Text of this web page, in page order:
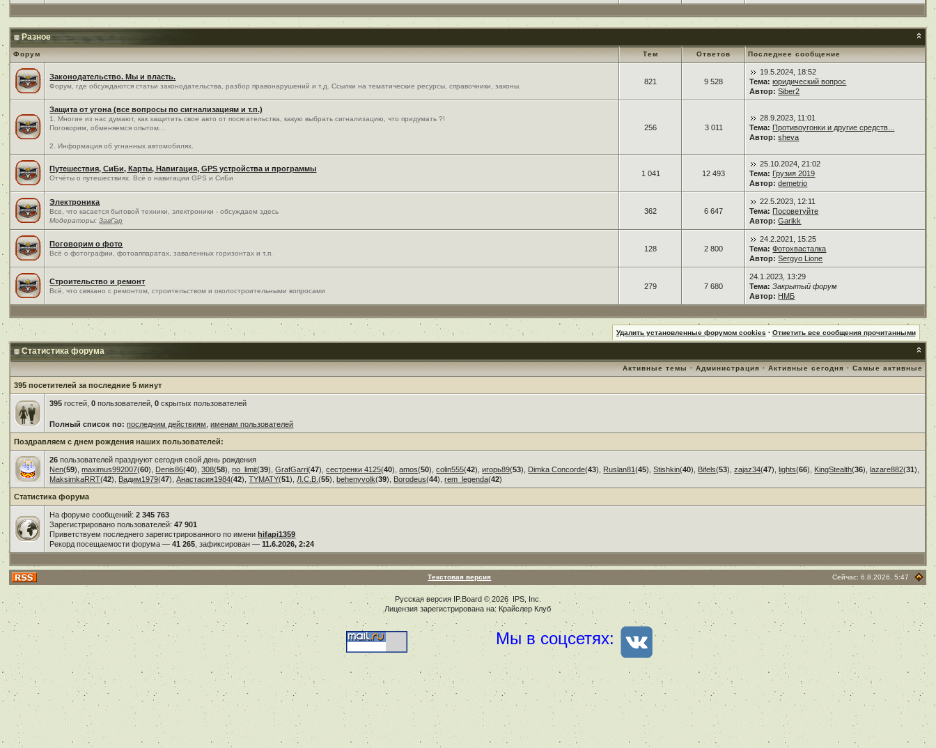
Разное
Форум Тем Ответов Последнее сообщение
Законодательство. Мы и власть.
Форум, где обсуждаются статьи законодательства, разбор правонарушений и т.д. Ссылки на тематические ресурсы, справочники, законы.
821 9 528
19.5.2024, 18:52
Тема: юридический вопрос
Автор: Siber2
Защита от угона (все вопросы по сигнализациям и т.п.)
1. Многие из нас думают, как защитить свое авто от посягательства, какую выбрать сигнализацию, что придумать ?!
Поговорим, обменяемся опытом...
2. Информация об угнанных автомобилях.
256 3 011
28.9.2023, 11:01
Тема: Противоугонки и другие средств...
Автор: sheva
Путешествия, СиБи, Карты, Навигация, GPS устройства и программы
Отчёты о путешествиях. Всё о навигации GPS и СиБи
1 041 12 493
25.10.2024, 21:02
Тема: Грузия 2019
Автор: demetrio
Электроника
Все, что касается бытовой техники, электроники - обсуждаем здесь
Модераторы:ЗавГар
362 6 647
22.5.2023, 12:11
Тема: Посоветуйте
Автор: Garikk
Поговорим о фото
Всё о фотографии, фотоаппаратах, заваленных горизонтах и т.п.
128 2 800
24.2.2021, 15:25
Тема: Фотохвасталка
Автор: Sergyo Lione
Строительство и ремонт
Всё, что связано с ремонтом, строительством и околостроительными вопросами
279 7 680
24.1.2023, 13:29
Тема: Закрытый форум
Автор: НМБ
Удалить установленные форумом cookies · Отметить все сообщения прочитанными
Статистика форума
Активные темы ·Администрация ·Активные сегодня ·Самые активные
395 посетителей за последние 5 минут
395 гостей,0 пользователей,0 скрытых пользователей
Полный список по: последним действиям ,именам пользователей
Поздравляем с днем рождения наших пользователей:
26 пользователей празднуют сегодня свой день рождения
Nen(59),maximus992007(60), Denis86(40),308(58),no_limit(39),GrafGarri(47),сестренки 4125(40),amos(50),colin555(42),игорь89(53), Dimka Concorde(43), Ruslan81(45),Stishkin(40), Bifels(53),zajaz34(47),lights(66), KingStealth(36),lazare882(31),
MaksimkaRRT(42), Вадим1979(47),Анастасия1984(42),TYMATY(51), Л.С.В.(55),behenyvolk(39), Borodeus(44),rem_legenda(42)
Статистика форума
На форуме сообщений:2 345 763
Зарегистрировано пользователей:47 901
Приветствуем последнего зарегистрированного по имениhifapi1359
Рекорд посещаемости форума —41 265 , зафиксирован —11.6.2026, 2:24
Текстовая версия Сейчас: 6.8.2026, 5:47
Русская версия IP.Board© 2026 IPS, Inc
Лицензия зарегистрирована на: Крайслер Клуб
Мы в соцсетях: